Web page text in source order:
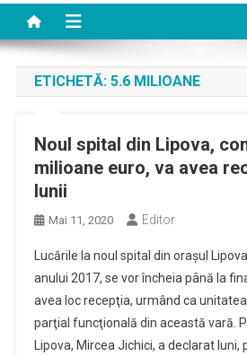
ETICHETĂ: 5.6 MILIOANE
Noul spital din Lipova,
milioane euro, va avea
lunii
Mai 11, 2020 Editor
Lucările la noul spital din oraşul
anului 2017, se vor încheia până la
avea loc recepţia, urmând ca
parţial funcţională din această vară.
Lipova, Mircea Jichici, a declarat luni,